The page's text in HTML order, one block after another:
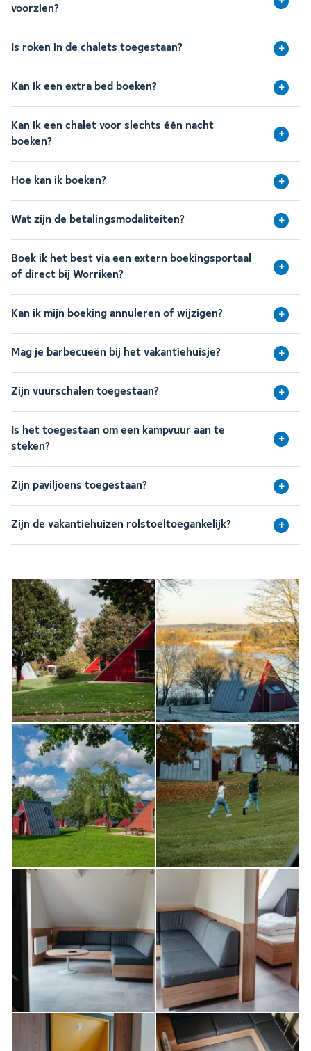
voorzien?
Is roken in de chalets toegestaan?
Kan ik een extra bed boeken?
Kan ik een chalet voor slechts één nacht
boeken?
Hoe kan ik boeken?
Wat zijn de betalingsmodaliteiten?
Boek ik het best via een extern boekingsportaal
of direct bij Worriken?
Kan ik mijn boeking annuleren of wijzigen?
Mag je barbecueën bij het vakantiehuisje?
Zijn vuurschalen toegestaan?
Is het toegestaan om een kampvuur aan te
steken?
Zijn paviljoens toegestaan?
Zijn de vakantiehuizen rolstoeltoegankelijk?